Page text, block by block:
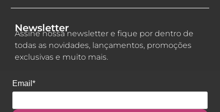
Newsletter
Assine nossa newsletter e fique por dentro de
todas as novidades, lançamentos, promoções
exclusivas e muito mais.
Email*